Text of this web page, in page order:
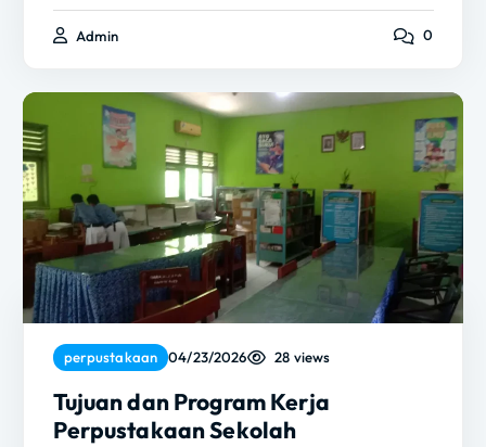
Admin 0
perpustakaan 04/23/2026 28 views
Tujuan dan Program Kerja
Perpustakaan Sekolah